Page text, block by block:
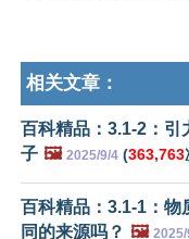
相关文章：
百科精品：3.1-2：引
子 🖼️ 2025/9/4 (363,763
百科精品：3.1-1：物
同的来源吗？ 🖼️ 2025/